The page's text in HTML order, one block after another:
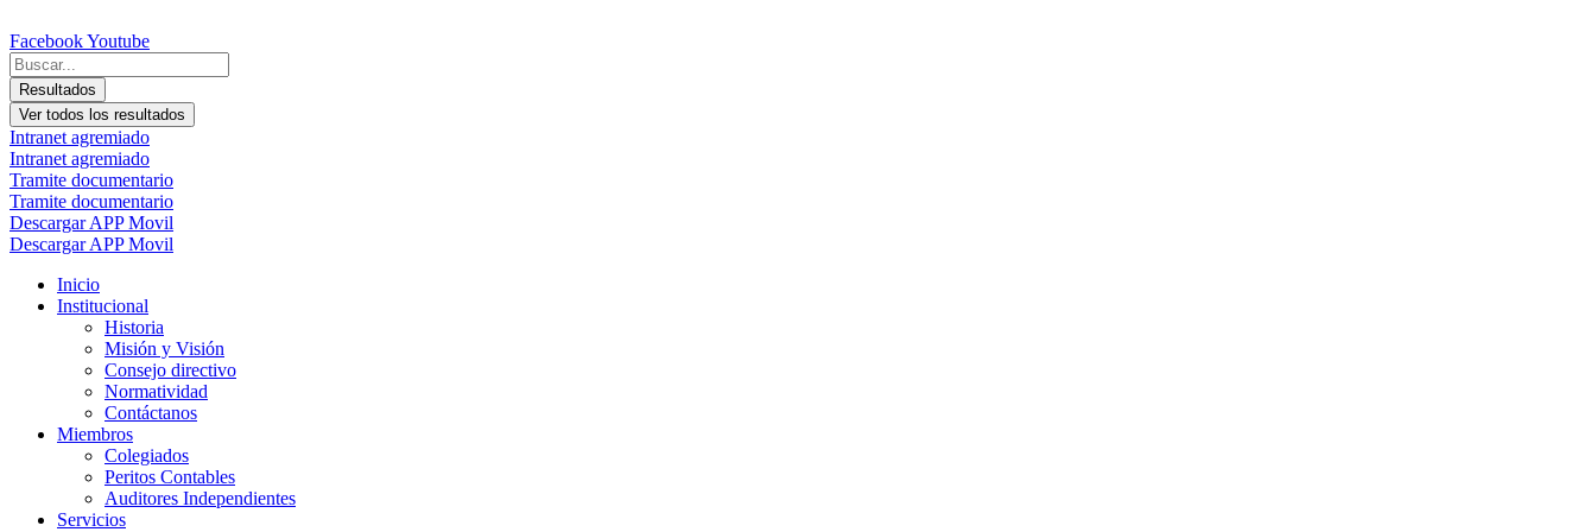
al
contenido
FacebookYoutube
Search
...Resultados
Ver todos los resultados
Intranet agremiado
Intranet agremiado
Tramite documentario
Tramite documentario
Descargar APP Movil
Descargar APP Movil
Inicio
Institucional
Historia
Misión y Visión
Consejo directivo
Normatividad
Contáctanos
Miembros
Colegiados
Peritos Contables
Auditores Independientes
Servicios